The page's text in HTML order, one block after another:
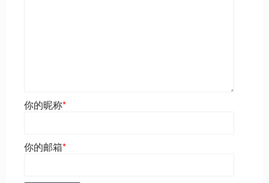
你的昵称*
你的邮箱*